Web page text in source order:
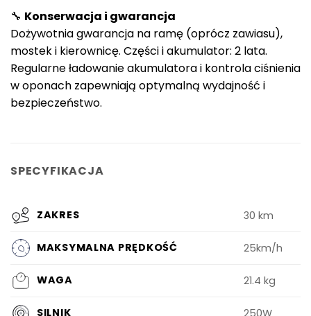
🔧 Konserwacja i gwarancja
Dożywotnia gwarancja na ramę (oprócz zawiasu),
mostek i kierownicę. Części i akumulator: 2 lata.
Regularne ładowanie akumulatora i kontrola ciśnienia
w oponach zapewniają optymalną wydajność i
bezpieczeństwo.
SPECYFIKACJA
ZAKRES 30 km
MAKSYMALNA PRĘDKOŚĆ 25km/h
WAGA 21.4 kg
SILNIK